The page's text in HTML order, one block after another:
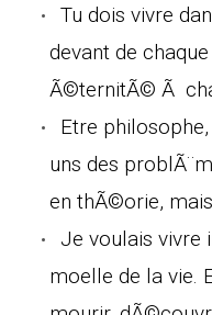
Tu dois vivre
devant de
Ã©ternitÃ© Ã
Etre
uns des
en thÃ©orie,
Je voulais vivre
moelle de la vie.